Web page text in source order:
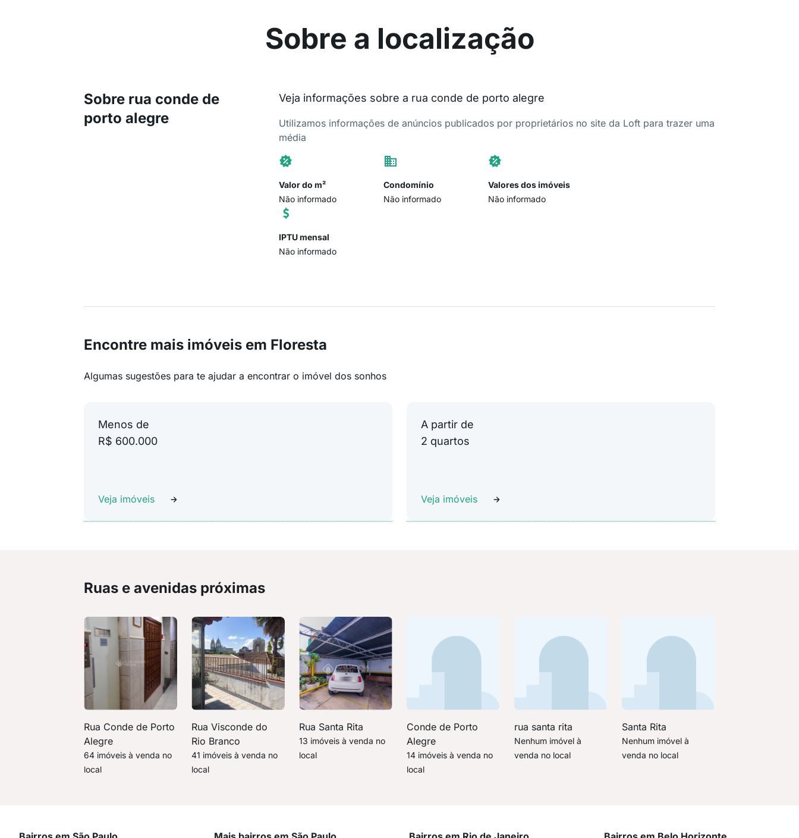
Sobre a localização
Sobre rua conde de
porto alegre
Veja informações sobre a rua conde de porto alegre
Utilizamos informações de anúncios publicados por proprietários no site da Loft para trazer uma
média
Valor do m²
Não informado
Condomínio
Não informado
Valores dos imóveis
Não informado
IPTU mensal
Não informado
Encontre mais imóveis em Floresta
Algumas sugestões para te ajudar a encontrar o imóvel dos sonhos
Menos de
R$ 600.000
Veja imóveis
A partir de
2 quartos
Veja imóveis
Ruas e avenidas próximas
Rua Conde de Porto
Alegre
64 imóveis à venda no
local
Rua Visconde do
Rio Branco
41 imóveis à venda no
local
Rua Santa Rita
13 imóveis à venda no
local
Conde de Porto
Alegre
14 imóveis à venda no
local
rua santa rita
Nenhum imóvel à
venda no local
Santa Rita
Nenhum imóvel à
venda no local